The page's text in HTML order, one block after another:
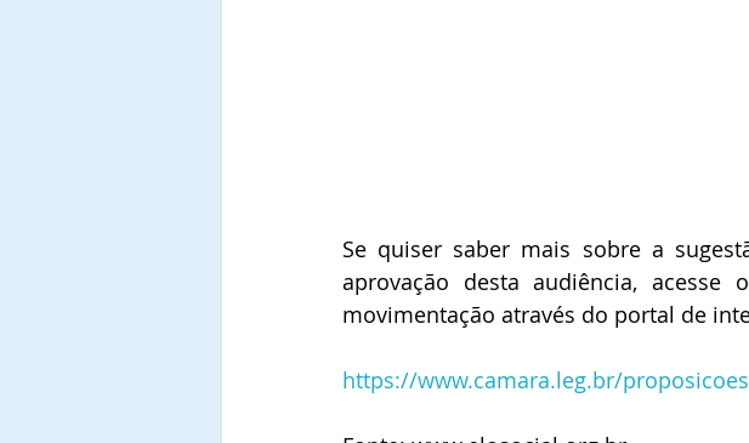
Se quiser saber mais sobre a
aprovação desta audiência,
movimentação através do portal de
https://www.camara.leg.br/